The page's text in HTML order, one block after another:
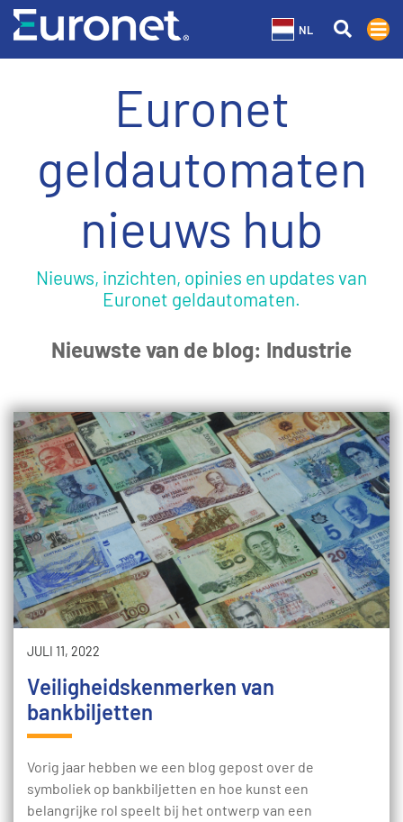
NL
Euronet
geldautomaten
nieuws hub
Nieuws, inzichten, opinies en updates van
Euronet geldautomaten.
Nieuwste van de blog: Industrie
JULI 11, 2022
Veiligheidskenmerken van
bankbiljetten
Vorig jaar hebben we een blog gepost over de
symboliek op bankbiljetten en hoe kunst een
belangrijke rol speelt bij het ontwerp van een